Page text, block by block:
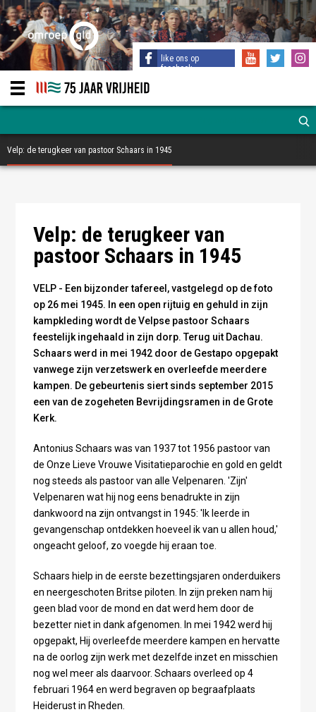
like ons op
facebook
Velp: de terugkeer van pastoor Schaars in 1945
De terugkeer van pastoor Schaars - Studio
Velp: de terugkeer van
pastoor Schaars in 1945
VELP - Een bijzonder tafereel, vastgelegd op de foto
op 26 mei 1945. In een open rijtuig en gehuld in zijn
kampkleding wordt de Velpse pastoor Schaars
feestelijk ingehaald in zijn dorp. Terug uit Dachau.
Schaars werd in mei 1942 door de Gestapo opgepakt
vanwege zijn verzetswerk en overleefde meerdere
kampen. De gebeurtenis siert sinds september 2015
een van de zogeheten Bevrijdingsramen in de Grote
Kerk.
Antonius Schaars was van 1937 tot 1956 pastoor van
de Onze Lieve Vrouwe Visitatieparochie en gold en geldt
nog steeds als pastoor van alle Velpenaren. 'Zijn'
Velpenaren wat hij nog eens benadrukte in zijn
dankwoord na zijn ontvangst in 1945: 'Ik leerde in
gevangenschap ontdekken hoeveel ik van u allen houd,'
ongeacht geloof, zo voegde hij eraan toe.
Schaars hielp in de eerste bezettingsjaren onderduikers
en neergeschoten Britse piloten. In zijn preken nam hij
geen blad voor de mond en dat werd hem door de
bezetter niet in dank afgenomen. In mei 1942 werd hij
opgepakt, Hij overleefde meerdere kampen en hervatte
na de oorlog zijn werk met dezelfde inzet en misschien
nog wel meer als daarvoor. Schaars overleed op 4
februari 1964 en werd begraven op begraafplaats
Heiderust in Rheden.